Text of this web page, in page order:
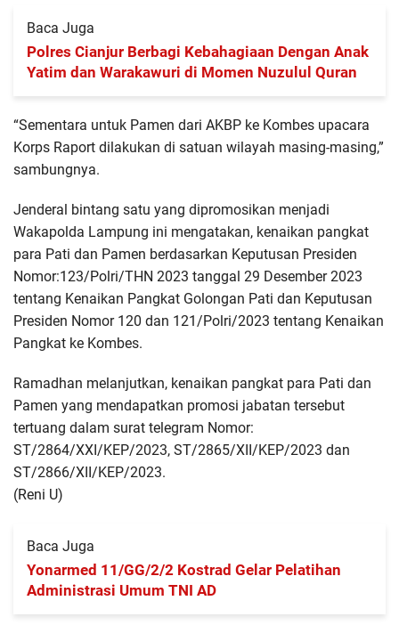
Baca Juga
Polres Cianjur Berbagi Kebahagiaan Dengan Anak
Yatim dan Warakawuri di Momen Nuzulul Quran
“Sementara untuk Pamen dari AKBP ke Kombes upacara
Korps Raport dilakukan di satuan wilayah masing-masing,”
sambungnya.
Jenderal bintang satu yang dipromosikan menjadi
Wakapolda Lampung ini mengatakan, kenaikan pangkat
para Pati dan Pamen berdasarkan Keputusan Presiden
Nomor:123/Polri/THN 2023 tanggal 29 Desember 2023
tentang Kenaikan Pangkat Golongan Pati dan Keputusan
Presiden Nomor 120 dan 121/Polri/2023 tentang Kenaikan
Pangkat ke Kombes.
Ramadhan melanjutkan, kenaikan pangkat para Pati dan
Pamen yang mendapatkan promosi jabatan tersebut
tertuang dalam surat telegram Nomor:
ST/2864/XXI/KEP/2023, ST/2865/XII/KEP/2023 dan
ST/2866/XII/KEP/2023.
(Reni U)
Baca Juga
Yonarmed 11/GG/2/2 Kostrad Gelar Pelatihan
Administrasi Umum TNI AD